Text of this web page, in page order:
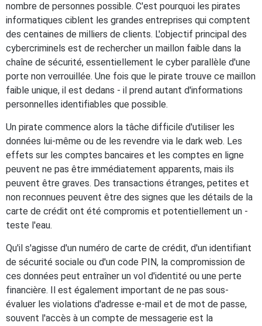
nombre de personnes possible. C'est pourquoi les pirates
informatiques ciblent les grandes entreprises qui comptent
des centaines de milliers de clients. L'objectif principal des
cybercriminels est de rechercher un maillon faible dans la
chaîne de sécurité, essentiellement le cyber parallèle d'une
porte non verrouillée. Une fois que le pirate trouve ce maillon
faible unique, il est dedans - il prend autant d'informations
personnelles identifiables que possible.
Un pirate commence alors la tâche difficile d'utiliser les
données lui-même ou de les revendre via le dark web. Les
effets sur les comptes bancaires et les comptes en ligne
peuvent ne pas être immédiatement apparents, mais ils
peuvent être graves. Des transactions étranges, petites et
non reconnues peuvent être des signes que les détails de la
carte de crédit ont été compromis et potentiellement un -
teste l'eau.
Qu'il s'agisse d'un numéro de carte de crédit, d'un identifiant
de sécurité sociale ou d'un code PIN, la compromission de
ces données peut entraîner un vol d'identité ou une perte
financière. Il est également important de ne pas sous-
évaluer les violations d'adresse e-mail et de mot de passe,
souvent l'accès à un compte de messagerie est la